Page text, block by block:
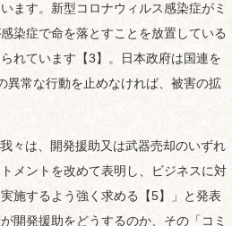
ます。新型コロナウィルス感染症がミ
染症で命を落とすことを放置している
れています【3】。日本政府は国連を
異常な行動を止めなければ、被害の拡
は、開発援助又は武器売却のいずれ
メントを改めて表明し、ビジネスに対
施するよう強く求める【5】」と発表
開発援助をどうするのか、その「コミ